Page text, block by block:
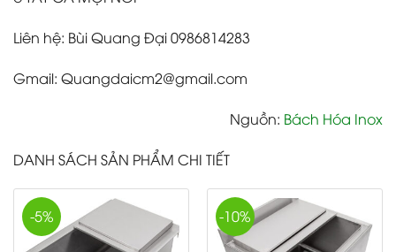
Liên hệ: Bùi Quang Đại 0986814283
Gmail: Quangdaicm2@gmail.com
Nguồn: Bách Hóa Inox
DANH SÁCH SẢN PHẨM CHI TIẾT
-5% -10%